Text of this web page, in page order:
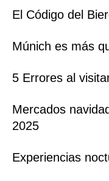
El Código del
Múnich es más
5 Errores al
Mercados
2025
Experiencias